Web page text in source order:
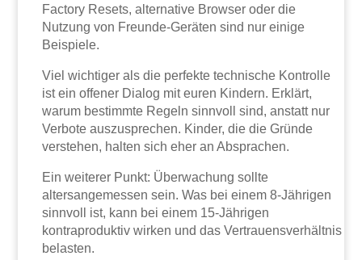
Factory Resets, alternative Browser oder die
Nutzung von Freunde-Geräten sind nur einige
Beispiele.
Viel wichtiger als die perfekte technische Kontrolle
ist ein offener Dialog mit euren Kindern. Erklärt,
warum bestimmte Regeln sinnvoll sind, anstatt nur
Verbote auszusprechen. Kinder, die die Gründe
verstehen, halten sich eher an Absprachen.
Ein weiterer Punkt: Überwachung sollte
altersangemessen sein. Was bei einem 8-Jährigen
sinnvoll ist, kann bei einem 15-Jährigen
kontraproduktiv wirken und das Vertrauensverhältnis
belasten.